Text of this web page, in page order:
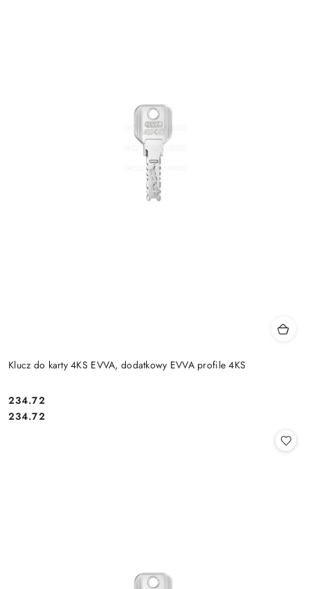
Klucz do karty 4KS EVVA, dodatkowy EVVA profile 4KS
Cena:
234.72
Cena:
234.72